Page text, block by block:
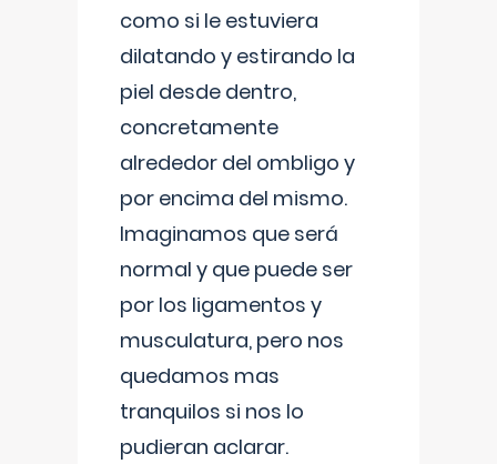
como si le estuviera
dilatando y estirando la
piel desde dentro,
concretamente
alrededor del ombligo y
por encima del mismo.
Imaginamos que será
normal y que puede ser
por los ligamentos y
musculatura, pero nos
quedamos mas
tranquilos si nos lo
pudieran aclarar.